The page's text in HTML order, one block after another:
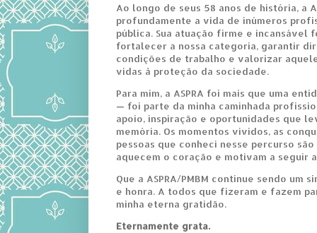
Ao longo de seus 58 anos de história, a
profundamente a vida de inúmeros
pública. Sua atuação firme e incansável
fortalecer a nossa categoria, garantir
condições de trabalho e valorizar
vidas à proteção da sociedade.
Para mim, a ASPRA foi mais que uma
— foi parte da minha caminhada
apoio, inspiração e oportunidades que
memória. Os momentos vividos, as
pessoas que conheci nesse percurso
aquecem o coração e motivam a seguir
Que a ASPRA/PMBM continue sendo um
e honra. A todos que fizeram e fazem
minha eterna gratidão.
Eternamente grata.